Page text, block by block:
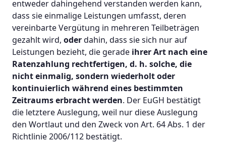
entweder dahingehend verstanden werden kann,
dass sie einmalige Leistungen umfasst, deren
vereinbarte Vergütung in mehreren Teilbeträgen
gezahlt wird, oderdahin, dass sie sich nur auf
Leistungen bezieht, die gerade ihrer Art nach eine
Ratenzahlung rechtfertigen, d. h. solche, die
nicht einmalig, sondern wiederholt oder
kontinuierlich während eines bestimmten
Zeitraums erbracht werden. Der EuGH bestätigt
die letztere Auslegung, weil nur diese Auslegung
den Wortlaut und den Zweck von Art. 64 Abs. 1 der
Richtlinie 2006/112 bestätigt.